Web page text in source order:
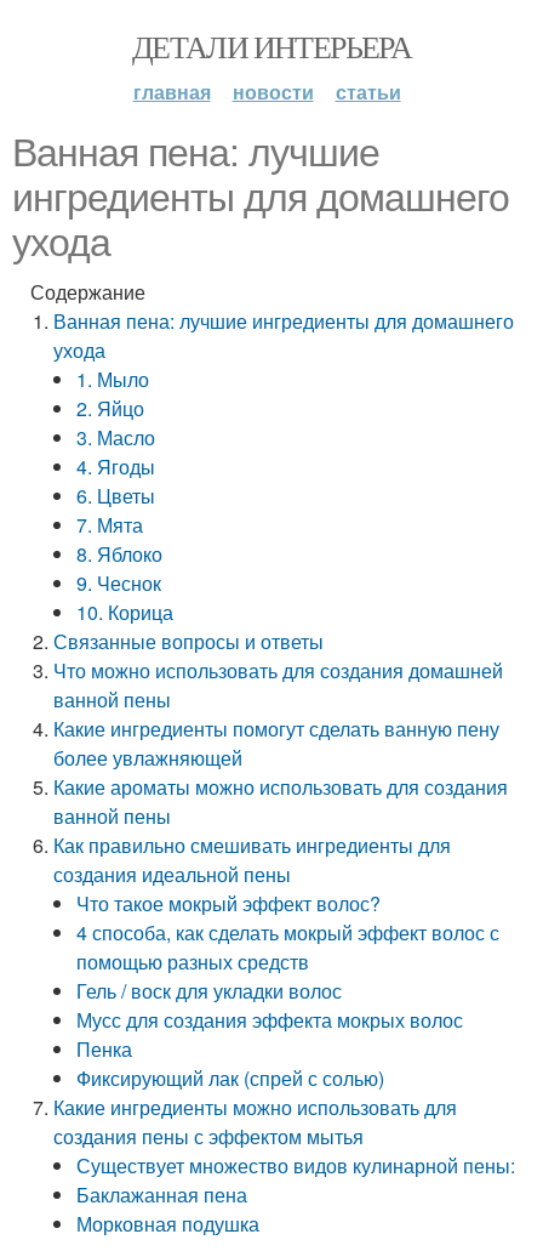
ДЕТАЛИ ИНТЕРЬЕРА
главная новости статьи
Ванная пена: лучшие
ингредиенты для домашнего
ухода
Содержание
Ванная пена: лучшие ингредиенты для домашнего
ухода
1. Мыло
2. Яйцо
3. Масло
4. Ягоды
6. Цветы
7. Мята
8. Яблоко
9. Чеснок
10. Корица
Связанные вопросы и ответы
Что можно использовать для создания домашней
ванной пены
Какие ингредиенты помогут сделать ванную пену
более увлажняющей
Какие ароматы можно использовать для создания
ванной пены
Как правильно смешивать ингредиенты для
создания идеальной пены
Что такое мокрый эффект волос?
4 способа, как сделать мокрый эффект волос с
помощью разных средств
Гель / воск для укладки волос
Мусс для создания эффекта мокрых волос
Пенка
Фиксирующий лак (спрей с солью)
Какие ингредиенты можно использовать для
создания пены с эффектом мытья
Существует множество видов кулинарной пены:
Баклажанная пена
Морковная подушка